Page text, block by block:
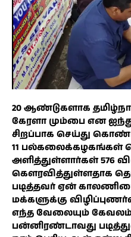
20 ஆண்டுகளாக
கேரளா மும்பை என
சிறப்பாக செய்து
11 பல்கலைக்கழகங்கள்
அளித்துள்ளார்கள் 576
கௌரவித்துள்ளதாக
படித்தவர் ஏன்
மக்களுக்கு
எந்த வேலையும் கேவலம்
பன்னிரண்டாவது